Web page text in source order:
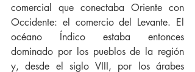
comercial que conectaba Oriente con
Occidente: el comercio del Levante. El
océano Índico estaba entonces
dominado por los pueblos de la región
y, desde el siglo VIII, por los árabes